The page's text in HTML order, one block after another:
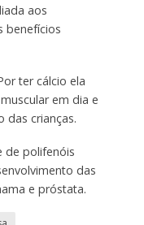
aos
benefícios
ter cálcio ela
em dia e
das crianças.
de polifenóis
das
e próstata.